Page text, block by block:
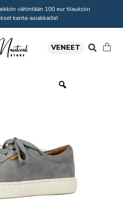
vähintään 100 eur tilauksiin
kanta-asiakkaille!
VENEET